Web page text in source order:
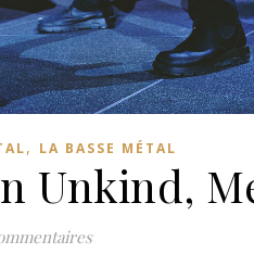
, LA BASSE MÉTAL
Unkind,